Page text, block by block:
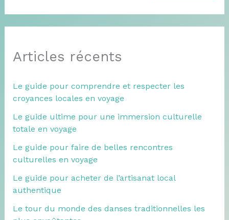
Articles récents
Le guide pour comprendre et respecter les
croyances locales en voyage
Le guide ultime pour une immersion culturelle
totale en voyage
Le guide pour faire de belles rencontres
culturelles en voyage
Le guide pour acheter de l’artisanat local
authentique
Le tour du monde des danses traditionnelles les